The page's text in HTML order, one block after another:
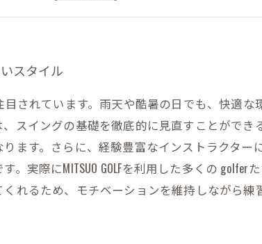
: MITSUO GOLFで得られた成果とは
スタイル
目されています。雨天や酷暑の日でも、快適
スイングの基礎を徹底的に見直すことができ
ます。さらに、経験豊富なインストラクター
実際にMITSUO GOLFを利用した多くの
れるため、モチベーションを維持しながら練